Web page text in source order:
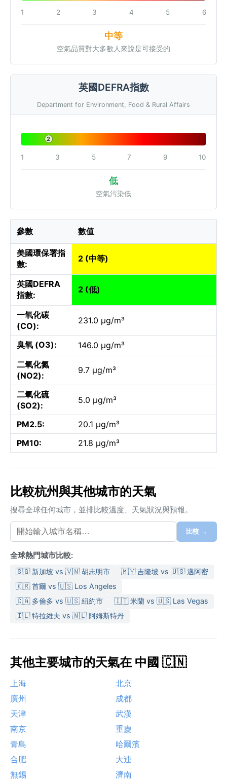
1 2 3 4 5 6
中等
空氣品質對大多數人來說是可接受的
英國DEFRA指數
Department for Environment, Food & Rural Affairs
2
1 3 5 7 9 10
低
空氣污染低
參數 數值
美國環保署指
數:
2 (中等)
英國DEFRA
指數:
2 (低)
一氧化碳
(CO):
231.0 µg/m³
臭氧 (O3):
146.0 µg/m³
二氧化氮
(NO2):
9.7 µg/m³
二氧化硫
(SO2):
5.0 µg/m³
PM2.5:
20.1 µg/m³
PM10:
21.8 µg/m³
比較杭州與其他城市的天氣
搜尋全球任何城市，並排比較溫度、天氣狀況與預報。
比較 →
全球熱門城市比較:
🇸🇬 新加坡 vs 🇻🇳 胡志明市
🇲🇾 吉隆坡 vs 🇺🇸 邁阿密
🇰🇷 首爾 vs 🇺🇸 Los Angeles
🇨🇦 多倫多 vs 🇺🇸 紐約市
🇮🇹 米蘭 vs 🇺🇸 Las Vegas
🇮🇱 特拉維夫 vs 🇳🇱 阿姆斯特丹
其他主要城市的天氣在 中國 🇨🇳
上海
北京
廣州
成都
天津
武漢
南京
重慶
青島
哈爾濱
合肥
大連
無錫
濟南